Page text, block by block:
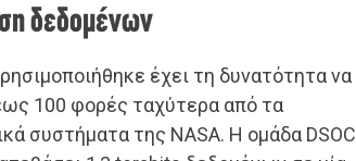
δεδομένων
έχει τη δυνατότητα να
100 φορές ταχύτερα από τα
συστήματα της NASA. Η ομάδα DSOC